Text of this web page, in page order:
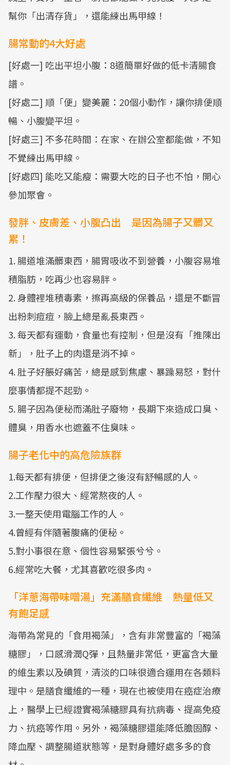
幫你「出清存貨」，還能練出馬甲線！
腸常動的4大好處
[好處一] 吃出平坦小腹：8道簡單好做的低卡清腸食
譜。
[好處二] 順「便」變美麗：20個小動作，讓你排便順
暢、小腹變平坦。
[好處三] 不多花時間：在家、在辦公室都能做，不知
不覺練出馬甲線。
[好處四] 能吃又能瘦：需要大吃的日子也不怕，開心
參加聚會。
發胖、皮膚差、小腹凸出 是因為腸子又髒又
累！
1. 腸道堆滿髒東西，腸胃吸收不到營養，小腹容易堆
積脂肪，吃再少也容易胖。
2. 身體裡堆積毒素，擦再高級的保養品，還是不斷冒
出粉刺痘痘，臉上總是亂長東西。
3. 每天都有運動，食量也有控制，但是沒有「推陳出
新」，肚子上的肉還是消不掉。
4. 肚子好脹好痛苦，總是感到焦慮、暴躁易怒，對什
麼事情都提不起勁。
5. 腸子因為便秘而滿肚子廢物，長期下來造成口臭、
體臭，用香水也遮蓋不住臭味。
腸子老化中的高危險族群
1.每天都有排便，但排便之後沒有舒暢感的人。
2.工作壓力很大、經常熬夜的人。
3.一整天使用電腦工作的人。
4.曾經有伴隨著腹痛的便秘。
5.對小事很在意、個性容易緊張兮兮。
6.經常吃大餐，尤其喜歡吃很多肉。
「洋蔥海帶味噌湯」充滿膳食纖維 熱量低又
有飽足感
海帶為常見的「食用褐藻」，含有非常豐富的「褐藻
糖膠」，口感滑潤Q彈，且熱量非常低，更富含大量
的維生素以及碘質，清淡的口味很適合運用在各類料
理中。是膳食纖維的一種，現在也被使用在癌症治療
上，醫學上已經證實褐藻糖膠具有抗病毒、提高免疫
力、抗癌等作用。另外，褐藻糖膠還能降低膽固醇、
降血壓、調整腸道狀態等，是對身體好處多多的食